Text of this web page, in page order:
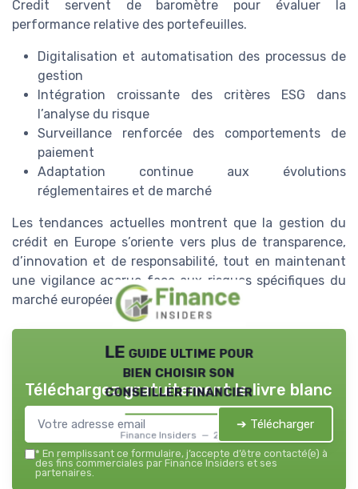
Credit servent de baromètre pour évaluer la
performance relative des portefeuilles.
Digitalisation et automatisation des processus de
gestion
Intégration croissante des critères ESG dans
l’analyse du risque
Surveillance renforcée des comportements de
paiement
Adaptation continue aux évolutions
réglementaires et de marché
Les tendances actuelles montrent que la gestion du
crédit en Europe s’oriente vers plus de transparence,
d’innovation et de responsabilité, tout en maintenant
une vigilance accrue face aux risques spécifiques du
marché européen.
LE guide ultime pour
bien choisir son
conseiller financier
Finance Insiders — 2026
Téléchargez gratuitement le livre blanc
➔ Télécharger
* En remplissant ce formulaire, j’accepte d’être contacté(e) à
des fins commerciales par Finance Insiders et ses
partenaires.